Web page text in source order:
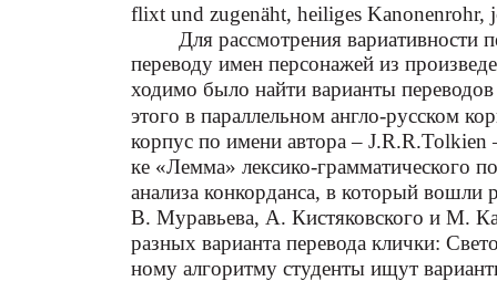
flixt und zugenäht, heiliges Kanonenrohr,
Для рассмотрения вариативности
переводу имен персонажей из
ходимо было найти варианты
этого в параллельном англо-русском
корпус по имени автора – J.R.R.Tolkien
ке «Лемма» лексико-грамматического
анализа конкорданса, в который вошли
В. Муравьева, А. Кистяковского и М.
разных варианта перевода клички:
ному алгоритму студенты ищут